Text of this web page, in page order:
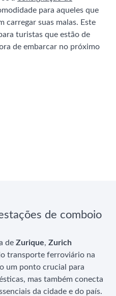
para aqueles que
carregar suas malas. Este
turistas que estão de
de embarcar no próximo
de comboio
de Zurique, Zurich
transporte ferroviário na
um ponto crucial para
mas também conecta
da cidade e do país.